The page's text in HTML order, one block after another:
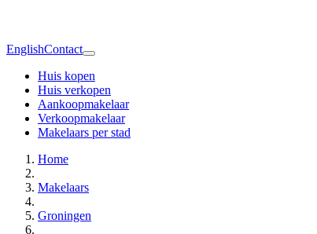
EnglishContact
Huis kopen
Huis verkopen
Aankoopmakelaar
Verkoopmakelaar
Makelaars per stad
Home
Makelaars
Groningen